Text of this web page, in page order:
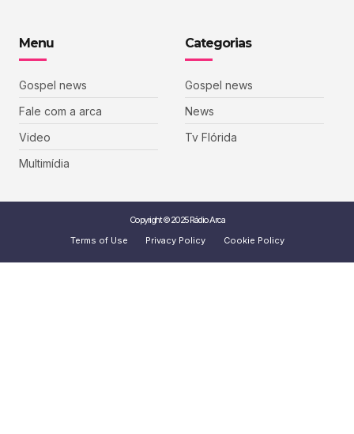
Menu
Gospel news
Fale com a arca
Video
Multimídia
Categorias
Gospel news
News
Tv Flórida
Copyright © 2025 Rádio Arca
Terms of Use
Privacy Policy Cookie Policy